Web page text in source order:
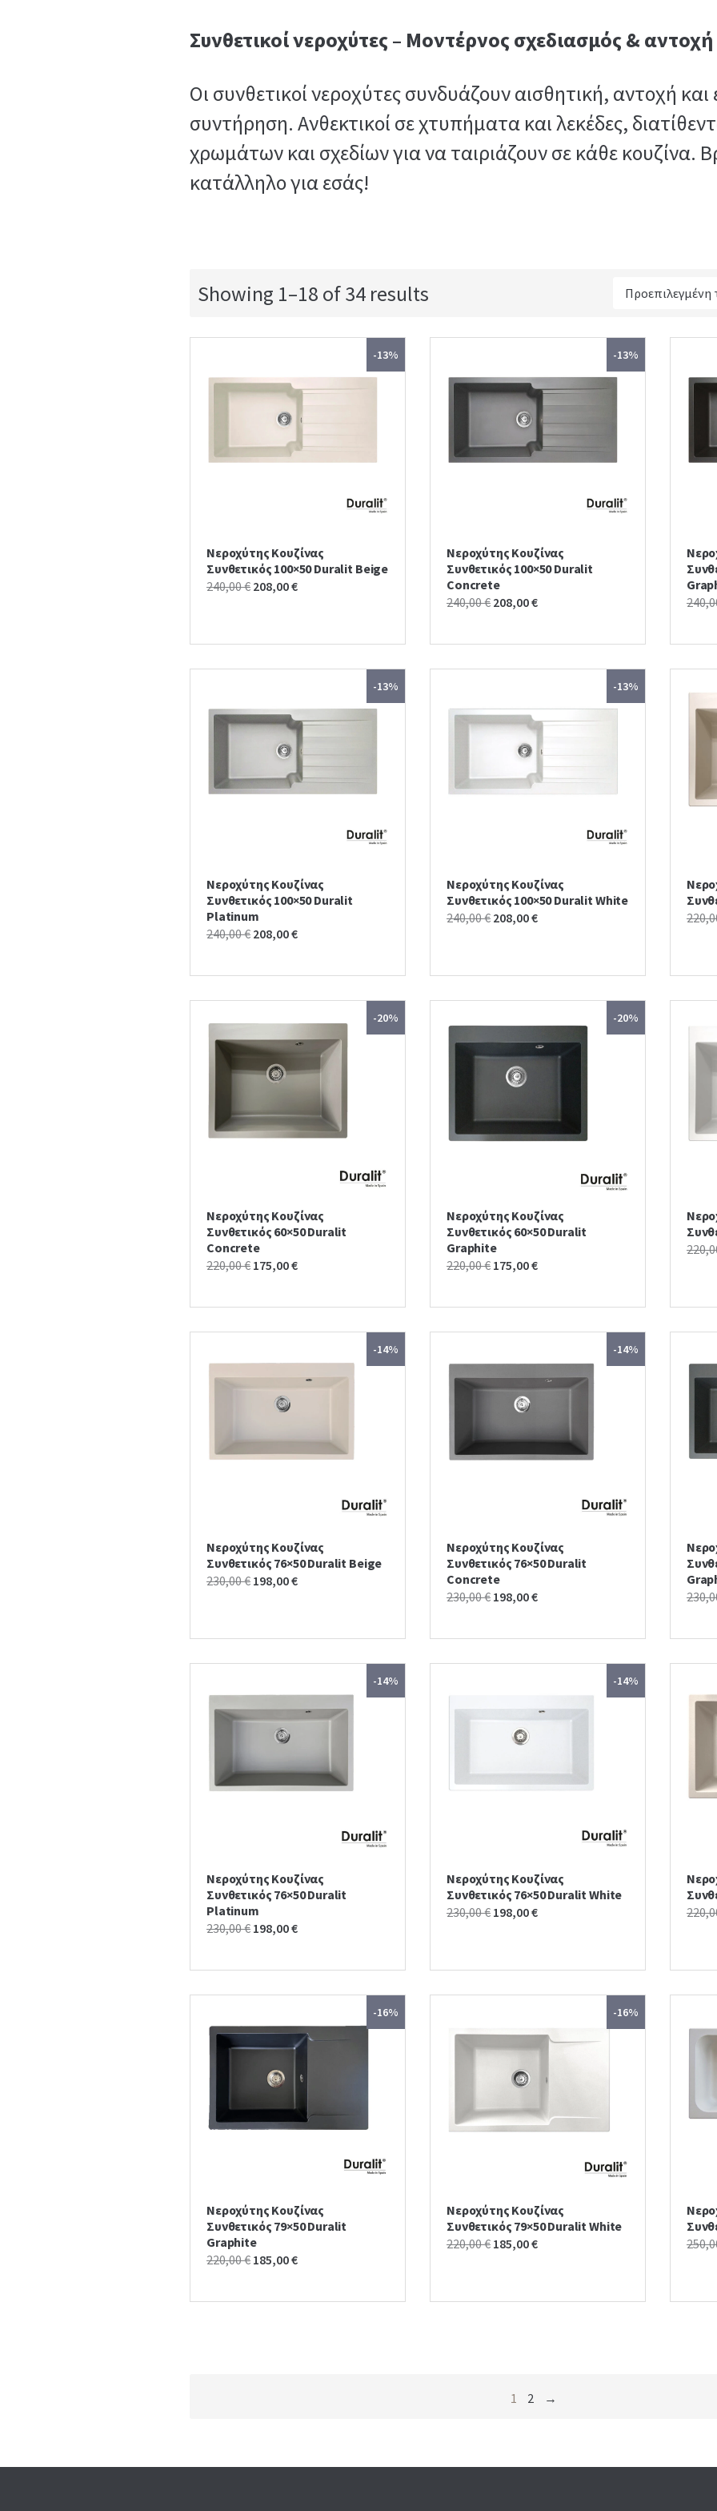
Συνθετικοί νεροχύτες – Μοντέρνος σχεδιασμός & αντοχή
Οι συνθετικοί νεροχύτες συνδυάζουν αισθητική, αντοχή και
συντήρηση. Ανθεκτικοί σε χτυπήματα και λεκέδες,
χρωμάτων και σχεδίων για να ταιριάζουν σε κάθε κουζίνα.
κατάλληλο για εσάς!
Showing 1–18 of 34 results
-13%
Νεροχύτης Κουζίνας
Συνθετικός 100×50 Duralit Beige
240,00€ Original
240,00 €.
208,00€Current
208,00 €.
-13%
Νεροχύτης Κουζίνας
Συνθετικός 100×50 Duralit
Concrete
240,00€ Original
was:
208,00€Current
is:
-13%
Νεροχύτης Κουζίνας
Συνθετικός 100×50 Duralit
Platinum
240,00€ Original
was:
208,00€Current
is:
-13%
Νεροχύτης Κουζίνας
Συνθετικός 100×50 Duralit White
240,00€ Original
240,00 €.
208,00€Current
208,00 €.
-20%
Νεροχύτης Κουζίνας
Συνθετικός 60×50 Duralit
Concrete
220,00€ Original
was:
175,00€Current
is:
-20%
Νεροχύτης Κουζίνας
Συνθετικός 60×50 Duralit
Graphite
220,00€ Original
was:
175,00€Current
is:
-14%
Νεροχύτης Κουζίνας
Συνθετικός 76×50 Duralit Beige
230,00€ Original
230,00 €.
198,00€Current
198,00 €.
-14%
Νεροχύτης Κουζίνας
Συνθετικός 76×50 Duralit
Concrete
230,00€ Original
was:
198,00€Current
is:
-14%
Νεροχύτης Κουζίνας
Συνθετικός 76×50 Duralit
Platinum
230,00€ Original
was:
198,00€Current
is:
-14%
Νεροχύτης Κουζίνας
Συνθετικός 76×50 Duralit White
230,00€ Original
230,00 €.
198,00€Current
198,00 €.
-16%
Νεροχύτης Κουζίνας
Συνθετικός 79×50 Duralit
Graphite
220,00€ Original
was:
185,00€Current
is:
-16%
Νεροχύτης Κουζίνας
Συνθετικός 79×50 Duralit White
220,00€ Original
220,00 €.
185,00€Current
185,00 €.
1 2 →